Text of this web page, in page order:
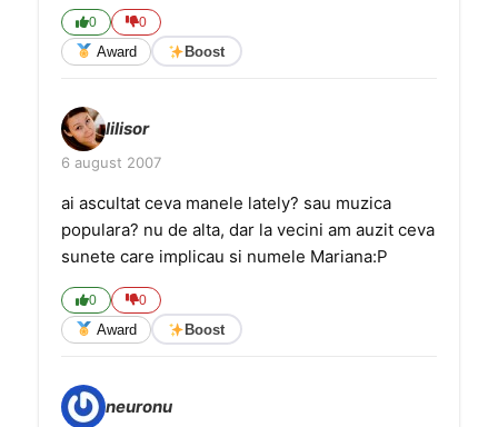
0 0
Award Boost
lilisor
6 august 2007
ai ascultat ceva manele lately? sau muzica
populara? nu de alta, dar la vecini am auzit ceva
sunete care implicau si numele Mariana:P
0 0
Award Boost
neuronu